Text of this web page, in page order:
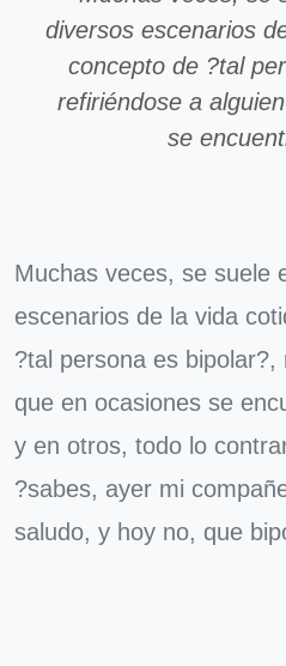
diversos escenarios
concepto de ?tal
refiriéndose a
se
Muchas veces, se suele
escenarios de la vida
?tal persona es bipolar?,
que en ocasiones se
y en otros, todo lo
?sabes, ayer mi
saludo, y hoy no, que